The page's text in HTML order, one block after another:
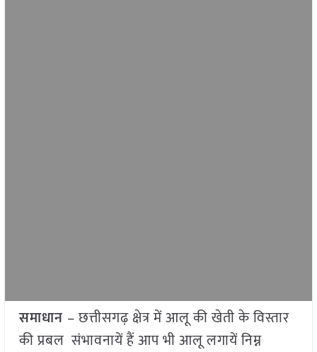
समाधान – छत्तीसगढ़ क्षेत्र में आलू की खेती के विस्तार
की प्रबल संभावनायें हैं आप भी आलू लगायें निम्न